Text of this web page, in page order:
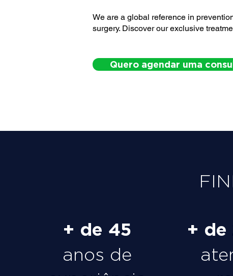
We are a global reference in
surgery. Discover our exclusive
Quero agendar uma
+ de 45
anos de
+ de